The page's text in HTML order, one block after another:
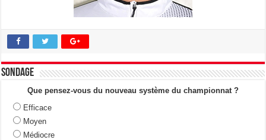
Sondage
Que pensez-vous du nouveau système du championnat ?
Efficace
Moyen
Médiocre